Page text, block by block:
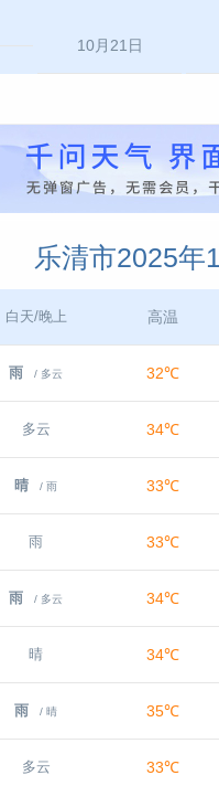
10月21日
乐清市2025年
白天/晚上 高温
雨 / 多云 32℃
多云 34℃
晴 / 雨 33℃
雨 33℃
雨 / 多云 34℃
晴 34℃
雨 / 晴 35℃
多云 33℃